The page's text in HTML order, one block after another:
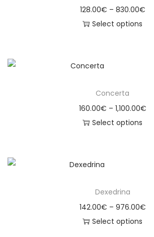
128.00€ – 830.00€
Select options
Concerta
160.00€ – 1,100.00€
Select options
Dexedrina
142.00€ – 976.00€
Select options